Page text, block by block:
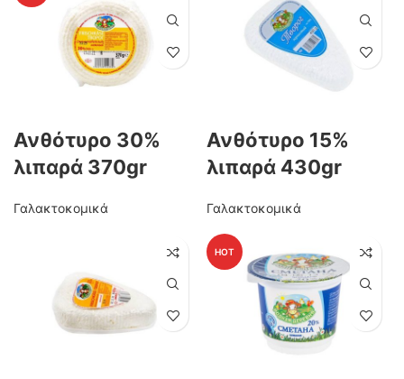
Ανθότυρο 30%
λιπαρά 370gr
Γαλακτοκομικά
Ανθότυρο 15%
λιπαρά 430gr
Γαλακτοκομικά
HOT